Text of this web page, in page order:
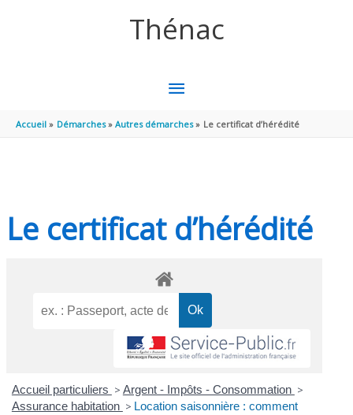
Thénac
MENU
PRINCIPAL
Accueil Démarches Autres démarches Le certificat d’hérédité
Le certificat d’hérédité
Accueil particuliers > Argent - Impôts - Consommation >
Assurance habitation > Location saisonnière : comment